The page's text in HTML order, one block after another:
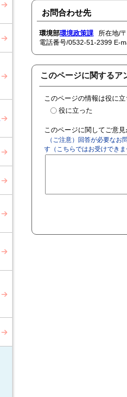
お問合わせ先
環境部環境政策課
所在地/
電話番号/0532-51-2399 E-
このページに関するア
このページの情報は役に立
役に立った
このページに関してご意
（ご注意）回答が必要な
す（こちらではお受けでき